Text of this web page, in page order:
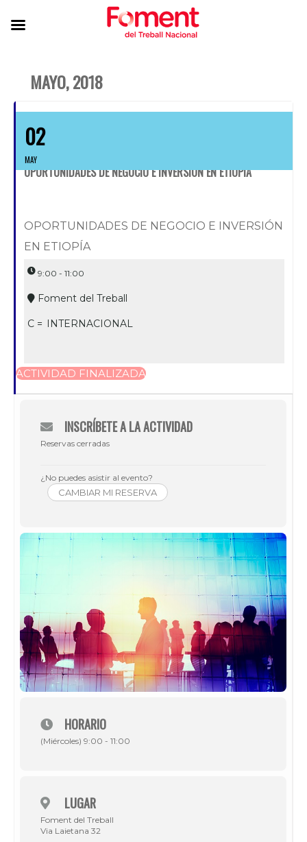
MAYO, 2018
02
MAY
OPORTUNIDADES DE NEGOCIO E INVERSIÓN EN ETIOPÍA
OPORTUNIDADES DE NEGOCIO E INVERSIÓN
EN ETIOPÍA
9:00 - 11:00
Foment del Treball
C = INTERNACIONAL
ACTIVIDAD FINALIZADA
INSCRÍBETE A LA ACTIVIDAD
Reservas cerradas
¿No puedes asistir al evento?
CAMBIAR MI RESERVA
HORARIO
(Miércoles) 9:00 - 11:00
LUGAR
Foment del Treball
Via Laietana 32